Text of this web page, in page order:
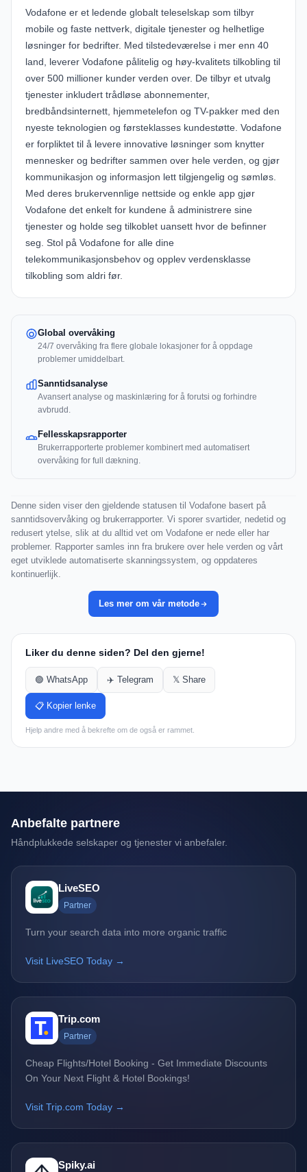
Vodafone er et ledende globalt teleselskap som tilbyr
mobile og faste nettverk, digitale tjenester og helhetlige
løsninger for bedrifter. Med tilstedeværelse i mer enn 40
land, leverer Vodafone pålitelig og høy-kvalitets tilkobling til
over 500 millioner kunder verden over. De tilbyr et utvalg
tjenester inkludert trådløse abonnementer,
bredbåndsinternett, hjemmetelefon og TV-pakker med den
nyeste teknologien og førsteklasses kundestøtte. Vodafone
er forpliktet til å levere innovative løsninger som knytter
mennesker og bedrifter sammen over hele verden, og gjør
kommunikasjon og informasjon lett tilgjengelig og sømløs.
Med deres brukervennlige nettside og enkle app gjør
Vodafone det enkelt for kundene å administrere sine
tjenester og holde seg tilkoblet uansett hvor de befinner
seg. Stol på Vodafone for alle dine
telekommunikasjonsbehov og opplev verdensklasse
tilkobling som aldri før.
Global overvåking
24/7 overvåking fra flere globale lokasjoner for å oppdage
problemer umiddelbart.
Sanntidsanalyse
Avansert analyse og maskinlæring for å forutsi og forhindre
avbrudd.
Fellesskapsrapporter
Brukerrapporterte problemer kombinert med automatisert
overvåking for full dækning.
Denne siden viser den gjeldende statusen til Vodafone basert på
sanntidsovervåking og brukerrapporter. Vi sporer svartider, nedetid og
redusert ytelse, slik at du alltid vet om Vodafone er nede eller har
problemer. Rapporter samles inn fra brukere over hele verden og vårt
eget utviklede automatiserte skanningssystem, og oppdateres
kontinuerlijk.
Les mer om vår metode
Liker du denne siden? Del den gjerne!
🟢 WhatsApp ✈️ Telegram 𝕏 Share
📋 Kopier lenke
Hjelp andre med å bekrefte om de også er rammet.
Anbefalte partnere
Håndplukkede selskaper og tjenester vi anbefaler.
LiveSEO
Partner
Turn your search data into more organic traffic
Visit LiveSEO Today →
Trip.com
Partner
Cheap Flights/Hotel Booking - Get Immediate Discounts
On Your Next Flight & Hotel Bookings!
Visit Trip.com Today →
Spiky.ai